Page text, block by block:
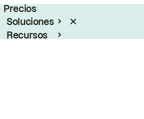
Precios
Soluciones
Recursos